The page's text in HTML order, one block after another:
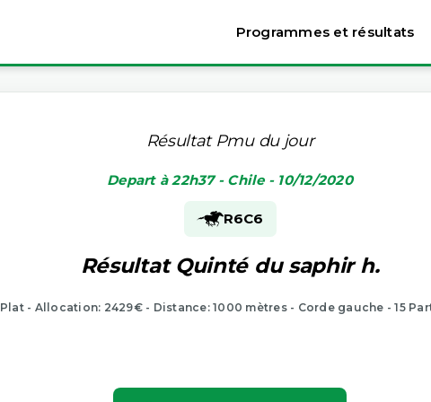
Programmes et résultats
Résultat Pmu du jour
Depart à 22h37 - Chile - 10/12/2020
R6C6
Résultat Quinté du saphir h.
Plat - Allocation: 2429€ - Distance: 1000 mètres - Corde gauche - 15